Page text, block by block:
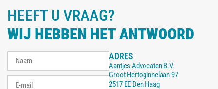
HEEFT U VRAAG?
WIJ HEBBEN HET ANTWOORD
ADRES
Aantjes Advocaten B.V.
Groot Hertoginnelaan 97
2517 EE Den Haag